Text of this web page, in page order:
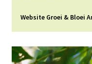
Website Groei & Bloei